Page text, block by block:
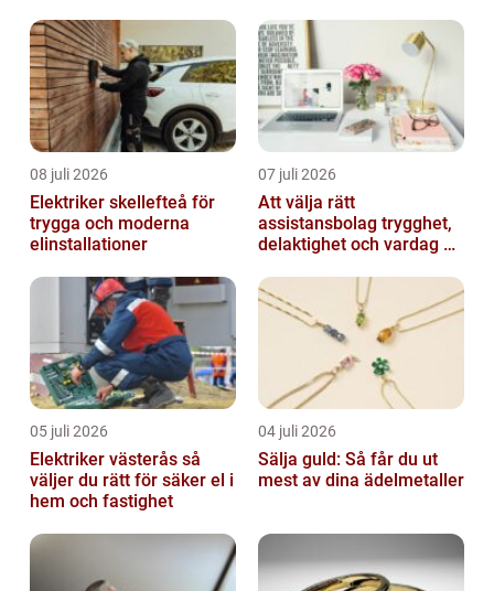
08 juli 2026
Elektriker skellefteå för
trygga och moderna
elinstallationer
07 juli 2026
Att välja rätt
assistansbolag trygghet,
delaktighet och vardag på
05 juli 2026
Elektriker västerås så
väljer du rätt för säker el i
hem och fastighet
04 juli 2026
Sälja guld: Så får du ut
mest av dina ädelmetaller